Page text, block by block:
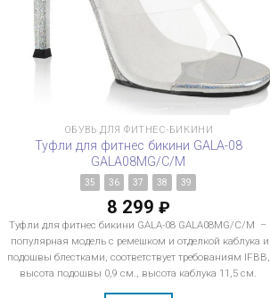
ОБУВЬ ДЛЯ ФИТНЕС-БИКИНИ
Туфли для фитнес бикини GALA-08
GALA08MG/C/M
35 36 37 38 39
8 299 ₽
Туфли для фитнес бикини GALA-08 GALA08MG/C/M –
популярная модель с ремешком и отделкой каблука и
подошвы блестками, соответствует требованиям IFBB,
высота подошвы 0,9 см., высота каблука 11,5 см.